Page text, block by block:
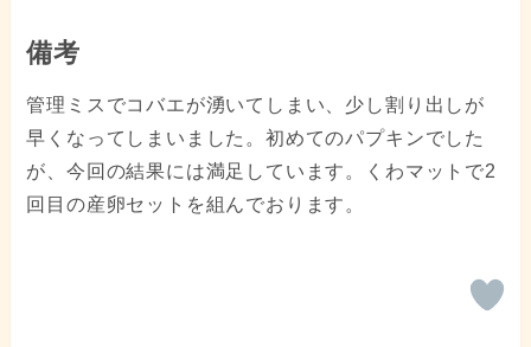
備考
管理ミスでコバエが湧いてしまい、少し割り出しが
早くなってしまいました。初めてのパプキンでした
が、今回の結果には満足しています。くわマットで2
回目の産卵セットを組んでおります。